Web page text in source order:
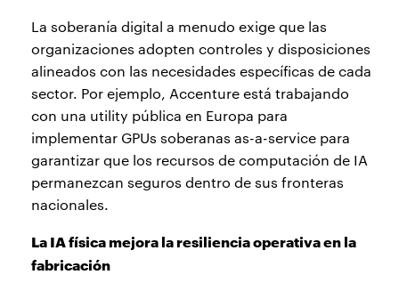
La soberanía digital a menudo exige que las
organizaciones adopten controles y disposiciones
alineados con las necesidades específicas de cada
sector. Por ejemplo, Accenture está trabajando
con una utility pública en Europa para
implementar GPUs soberanas as-a-service para
garantizar que los recursos de computación de IA
permanezcan seguros dentro de sus fronteras
nacionales.
La IA física mejora la resiliencia operativa en la
fabricación